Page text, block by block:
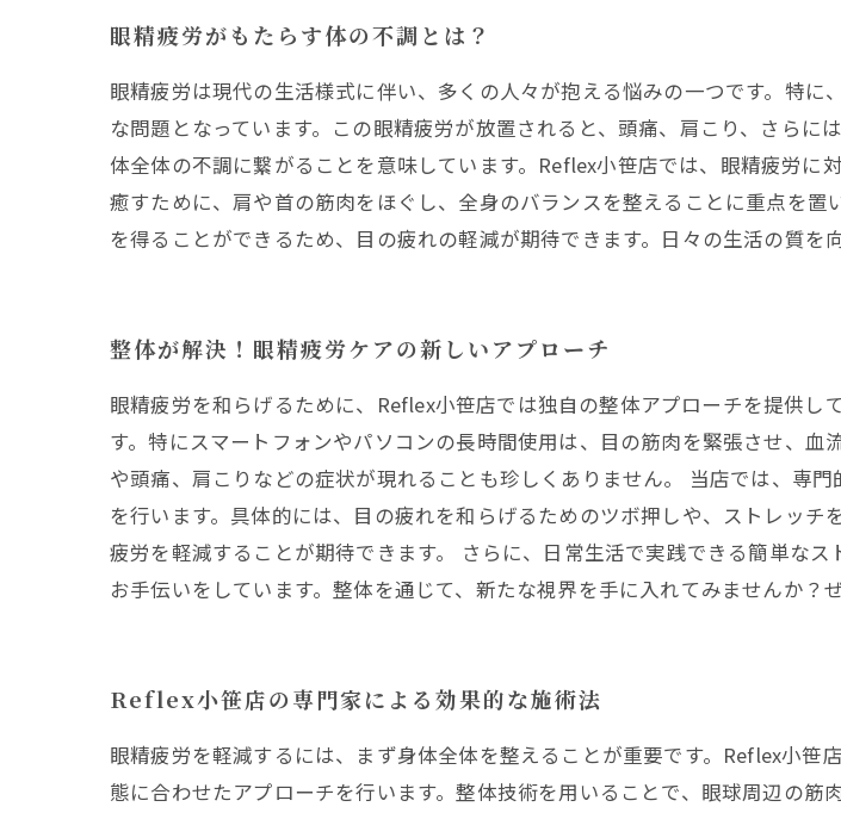
眼精疲労がもたらす体の不調とは？
眼精疲労は現代の生活様式に伴い、多くの人々が抱える悩みの一つです。特
な問題となっています。この眼精疲労が放置されると、頭痛、肩こり、さら
体全体の不調に繋がることを意味しています。Reflex小笹店では、眼精疲労
癒すために、肩や首の筋肉をほぐし、全身のバランスを整えることに重点を
を得ることができるため、目の疲れの軽減が期待できます。日々の生活の質を
整体が解決！眼精疲労ケアの新しいアプローチ
眼精疲労を和らげるために、Reflex小笹店では独自の整体アプローチを提供
す。特にスマートフォンやパソコンの長時間使用は、目の筋肉を緊張させ、
や頭痛、肩こりなどの症状が現れることも珍しくありません。 当店では、専
を行います。具体的には、目の疲れを和らげるためのツボ押しや、ストレッ
疲労を軽減することが期待できます。 さらに、日常生活で実践できる簡単な
お手伝いをしています。整体を通じて、新たな視界を手に入れてみませんか？
Reflex小笹店の専門家による効果的な施術法
眼精疲労を軽減するには、まず身体全体を整えることが重要です。Reflex小
態に合わせたアプローチを行います。整体技術を用いることで、眼球周辺の筋